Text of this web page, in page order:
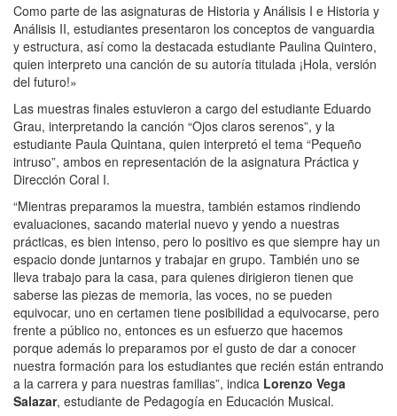
Como parte de las asignaturas de Historia y Análisis I e Historia y
Análisis II, estudiantes presentaron los conceptos de vanguardia
y estructura, así como la destacada estudiante Paulina Quintero,
quien interpreto una canción de su autoría titulada ¡Hola, versión
del futuro!»
Las muestras finales estuvieron a cargo del estudiante Eduardo
Grau, interpretando la canción “Ojos claros serenos”, y la
estudiante Paula Quintana, quien interpretó el tema “Pequeño
intruso”, ambos en representación de la asignatura Práctica y
Dirección Coral I.
“Mientras preparamos la muestra, también estamos rindiendo
evaluaciones, sacando material nuevo y yendo a nuestras
prácticas, es bien intenso, pero lo positivo es que siempre hay un
espacio donde juntarnos y trabajar en grupo. También uno se
lleva trabajo para la casa, para quienes dirigieron tienen que
saberse las piezas de memoria, las voces, no se pueden
equivocar, uno en certamen tiene posibilidad a equivocarse, pero
frente a público no, entonces es un esfuerzo que hacemos
porque además lo preparamos por el gusto de dar a conocer
nuestra formación para los estudiantes que recién están entrando
a la carrera y para nuestras familias”, indica Lorenzo Vega
Salazar, estudiante de Pedagogía en Educación Musical.